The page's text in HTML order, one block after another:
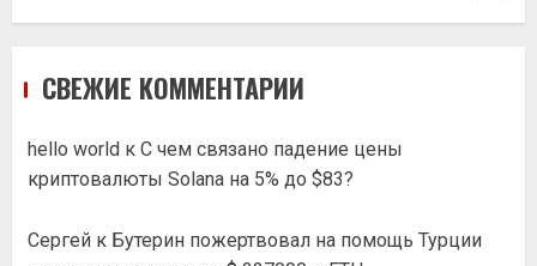
СВЕЖИЕ КОММЕНТАРИИ
hello world к С чем связано падение цены
криптовалюты Solana на 5% до $83?
Сергей к Бутерин пожертвовал на помощь Турции